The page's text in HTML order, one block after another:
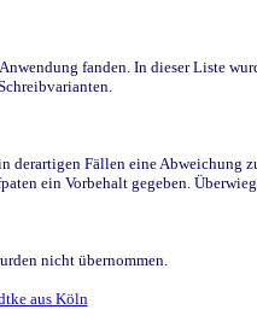
fanden. In dieser Liste
Fällen eine
ein Vorbehalt gegeben.
nicht übernommen.
aus Köln